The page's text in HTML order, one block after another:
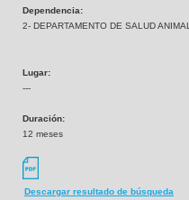
Dependencia:
2- DEPARTAMENTO DE SALUD ANIMAL
Lugar:
---
Duración:
12 meses
Descargar resultado de búsqueda